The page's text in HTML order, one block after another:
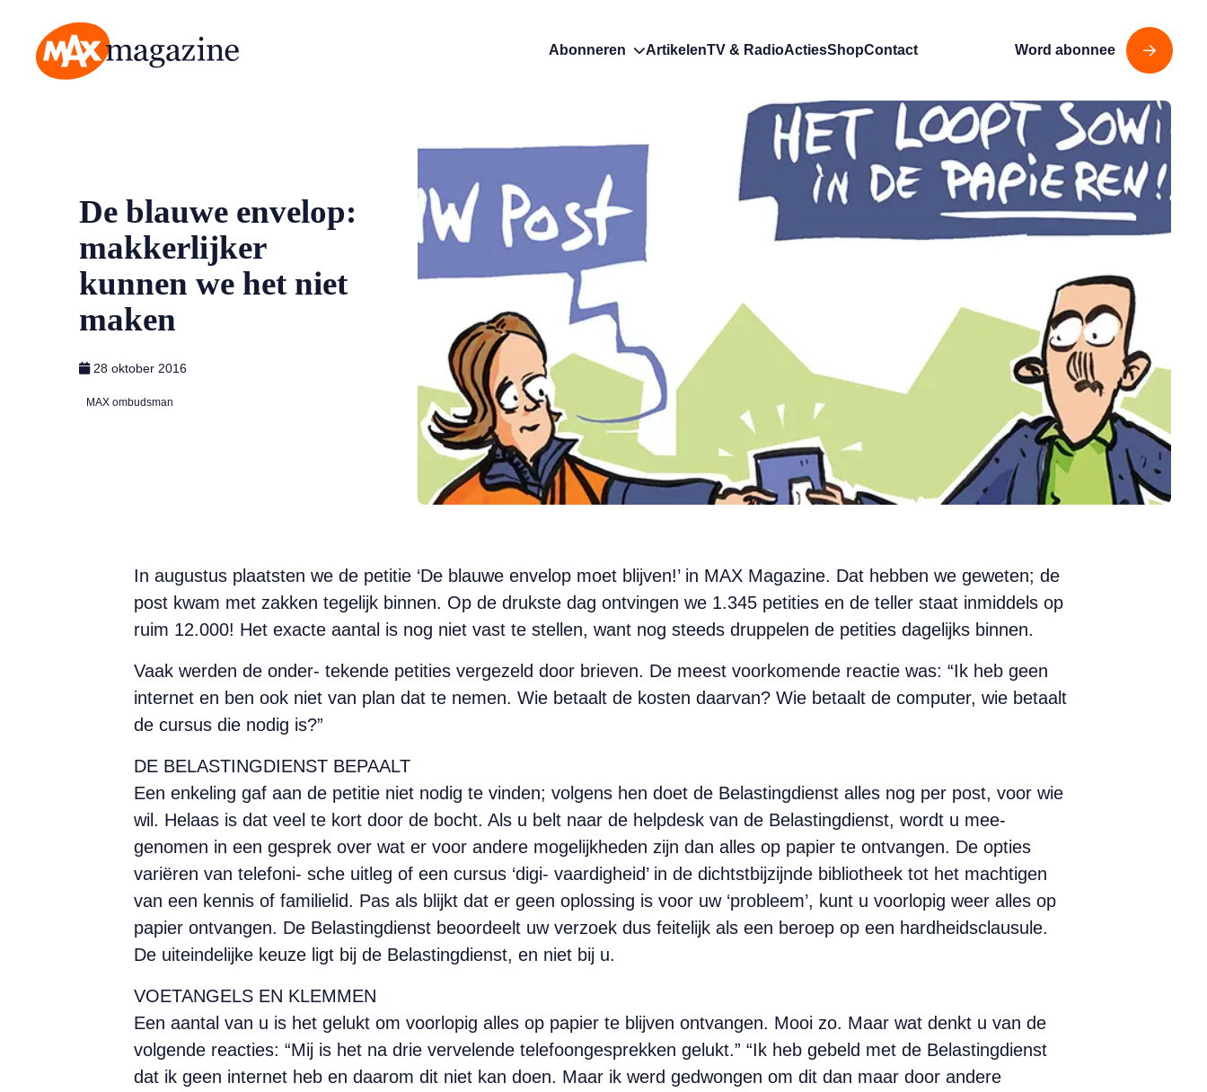
Abonneren ArtikelenTV & RadioActiesShopContact Word abonnee
De blauwe envelop:
makkerlijker
kunnen we het niet
maken
28 oktober 2016
MAX ombudsman
In augustus plaatsten we de petitie ‘De blauwe envelop moet blijven!’ in MAX Magazine. Dat hebben we geweten; de
post kwam met zakken tegelijk binnen. Op de drukste dag ontvingen we 1.345 petities en de teller staat inmiddels op
ruim 12.000! Het exacte aantal is nog niet vast te stellen, want nog steeds druppelen de petities dagelijks binnen.
Vaak werden de onder- tekende petities vergezeld door brieven. De meest voorkomende reactie was: “Ik heb geen
internet en ben ook niet van plan dat te nemen. Wie betaalt de kosten daarvan? Wie betaalt de computer, wie betaalt
de cursus die nodig is?”
DE BELASTINGDIENST BEPAALT
Een enkeling gaf aan de petitie niet nodig te vinden; volgens hen doet de Belastingdienst alles nog per post, voor wie
wil. Helaas is dat veel te kort door de bocht. Als u belt naar de helpdesk van de Belastingdienst, wordt u mee-
genomen in een gesprek over wat er voor andere mogelijkheden zijn dan alles op papier te ontvangen. De opties
variëren van telefoni- sche uitleg of een cursus ‘digi- vaardigheid’ in de dichtstbijzijnde bibliotheek tot het machtigen
van een kennis of familielid. Pas als blijkt dat er geen oplossing is voor uw ‘probleem’, kunt u voorlopig weer alles op
papier ontvangen. De Belastingdienst beoordeelt uw verzoek dus feitelijk als een beroep op een hardheidsclausule.
De uiteindelijke keuze ligt bij de Belastingdienst, en niet bij u.
VOETANGELS EN KLEMMEN
Een aantal van u is het gelukt om voorlopig alles op papier te blijven ontvangen. Mooi zo. Maar wat denkt u van de
volgende reacties: “Mij is het na drie vervelende telefoongesprekken gelukt.” “Ik heb gebeld met de Belastingdienst
dat ik geen internet heb en daarom dit niet kan doen. Maar ik werd gedwongen om dit dan maar door andere